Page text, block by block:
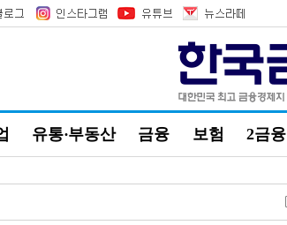
유통·부동산 금융 보험 2금융